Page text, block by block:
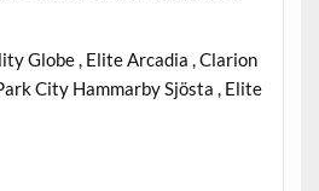
Globe , Elite Arcadia , Clarion
City Hammarby Sjösta , Elite